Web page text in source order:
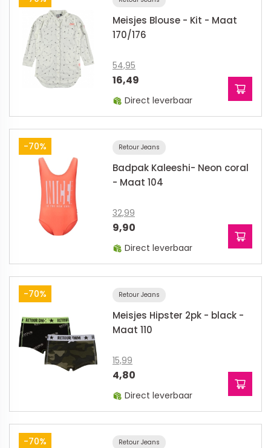
Meisjes Blouse - Kit - Maat
170/176
54,95
16,49
Direct leverbaar
-70% Retour Jeans
Badpak Kaleeshi- Neon coral
- Maat 104
32,99
9,90
Direct leverbaar
-70% Retour Jeans
Meisjes Hipster 2pk - black -
Maat 110
15,99
4,80
Direct leverbaar
-70% Retour Jeans